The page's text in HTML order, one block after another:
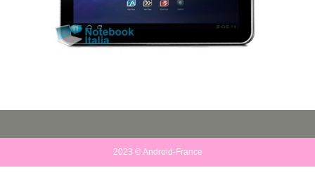
2023 © Android-France